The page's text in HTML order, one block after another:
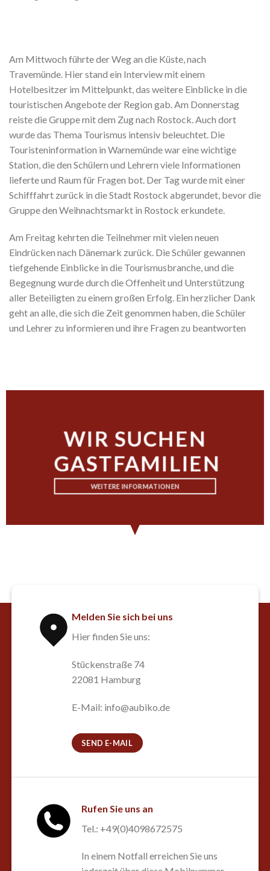
Am Mittwoch führte der Weg an die Küste, nach
Travemünde. Hier stand ein Interview mit einem
Hotelbesitzer im Mittelpunkt, das weitere Einblicke in die
touristischen Angebote der Region gab. Am Donnerstag
reiste die Gruppe mit dem Zug nach Rostock. Auch dort
wurde das Thema Tourismus intensiv beleuchtet. Die
Touristeninformation in Warnemünde war eine wichtige
Station, die den Schülern und Lehrern viele Informationen
lieferte und Raum für Fragen bot. Der Tag wurde mit einer
Schifffahrt zurück in die Stadt Rostock abgerundet, bevor die
Gruppe den Weihnachtsmarkt in Rostock erkundete.
Am Freitag kehrten die Teilnehmer mit vielen neuen
Eindrücken nach Dänemark zurück. Die Schüler gewannen
tiefgehende Einblicke in die Tourismusbranche, und die
Begegnung wurde durch die Offenheit und Unterstützung
aller Beteiligten zu einem großen Erfolg. Ein herzlicher Dank
geht an alle, die sich die Zeit genommen haben, die Schüler
und Lehrer zu informieren und ihre Fragen zu beantworten
WIR SUCHEN
GASTFAMILIEN
WEITERE INFORMATIONEN
Melden Sie sich bei uns
Hier finden Sie uns:
Stückenstraße 74
22081 Hamburg
E-Mail: info@aubiko.de
SEND E-MAIL
Rufen Sie uns an
Tel.: +49(0)4098672575
In einem Notfall erreichen Sie uns